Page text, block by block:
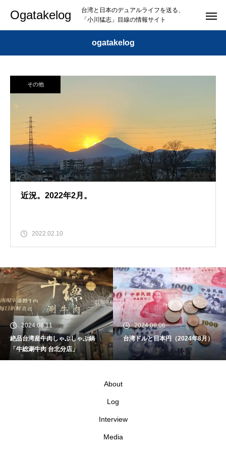
Ogatakelog
台湾と日本のデュアルライフを送る、
「小川猛志」目線の情報サイト
ogatakelog
その他
近況。2022年2月。
2022.02.10
2024.08.11
絶品台湾産牛肉しゃぶしゃぶ鍋
「牛総涮牛肉 台北分店」
2024.08.06
台湾ドルと日本円（2024年8月）
About
Log
Interview
Media